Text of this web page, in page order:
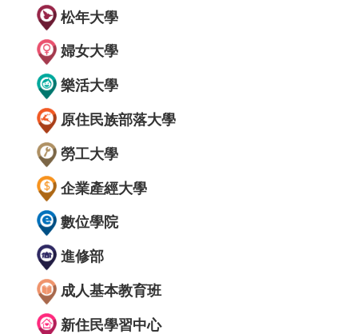
松年大學
婦女大學
樂活大學
原住民族部落大學
勞工大學
企業產經大學
數位學院
進修部
成人基本教育班
新住民學習中心